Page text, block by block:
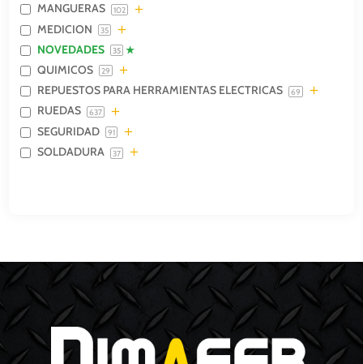
MANGUERAS 102
MEDICION 35
NOVEDADES 35
QUIMICOS 29
REPUESTOS PARA HERRAMIENTAS ELECTRICAS 69
RUEDAS 637
SEGURIDAD 91
SOLDADURA 37